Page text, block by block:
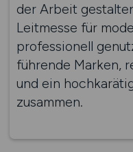
der Arbeit
Leitmesse für
professionell
führende Marken,
und ein
zusammen.